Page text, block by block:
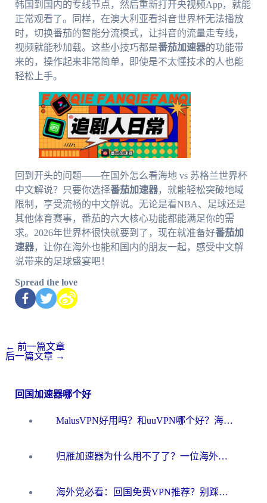
韩国到国内的专线节点，然后重新打开央视频App，就能
正常观看了。同样，在澳大利亚看抖音世界杯无法播放
时，切换番茄的智能分流模式，让抖音的流量走专线，
视频就能秒加载。这些小技巧都是番茄加速器的功能带
来的，操作起来非常简单，即使是不太懂技术的人也能
轻松上手。
回到开头的问题——在国外怎么看海地 vs 苏格兰世界杯
中文解说？只要你选择番茄加速器，就能轻松突破地域
限制，享受流畅的中文解说。无论是看NBA、足球还是
其他体育赛事，番茄的六大核心功能都能满足你的需
求。2026年世界杯很快就要到了，现在就准备好番茄加
速器，让你在海外也能和国内的朋友一起，感受中文解
说带来的足球盛宴吧！
Spread the love
← 前一篇文章
后一篇文章 →
回国加速器哪个好
MalusVPN好用吗？和uuVPN哪个好？海外党无缝访问国内资源的真实对比与选择指南
归雁加速器为什么用不了了？一位海外游子的真实困惑与技术解答
海外党必看：回国免费VPN推荐？别踩坑！教你选对加速器无缝刷国内资源